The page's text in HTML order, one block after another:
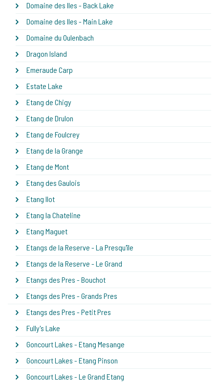
Domaine des Iles - Back Lake
Domaine des Iles - Main Lake
Domaine du Oulenbach
Dragon Island
Emeraude Carp
Estate Lake
Etang de Chigy
Etang de Drulon
Etang de Foulcrey
Etang de la Grange
Etang de Mont
Etang des Gaulois
Etang Ilot
Etang la Chateline
Etang Maguet
Etangs de la Reserve - La Presqu'île
Etangs de la Reserve - Le Grand
Etangs des Pres - Bouchot
Etangs des Pres - Grands Pres
Etangs des Pres - Petit Pres
Fully's Lake
Goncourt Lakes - Etang Mesange
Goncourt Lakes - Etang Pinson
Goncourt Lakes - Le Grand Etang